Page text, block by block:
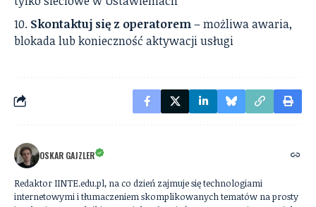
Skontaktuj się z operatorem– możliwa awaria,
blokada lub konieczność aktywacji usługi
OSKAR GAJZLER
Redaktor IINTE.edu.pl, na co dzień zajmuje się technologiami
internetowymi i tłumaczeniem skomplikowanych tematów na prosty